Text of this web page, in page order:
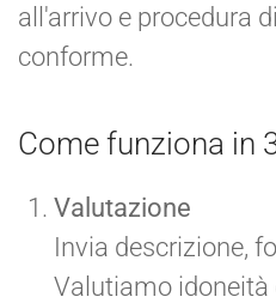
all'arrivo e procedura
conforme.
Come funziona in
Valutazione
Invia descrizione,
Valutiamo idoneità